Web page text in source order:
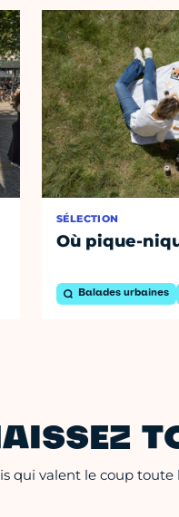
SÉLECTION
Où pique-
Balades urbaines
qui valent le coup toute